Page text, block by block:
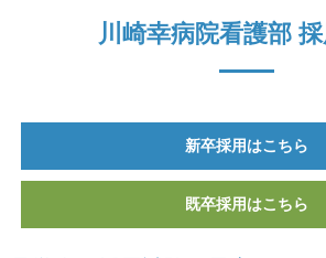
川崎幸病院看護部
新卒採用はこちら
既卒採用はこちら